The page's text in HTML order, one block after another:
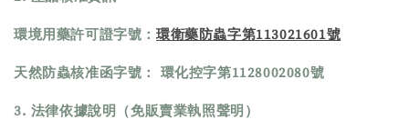
環境用藥許可證字號： 環衛藥防蟲字第113021601號
天然防蟲核准函字號： 環化控字第1128002080號
3. 法律依據說明（免販賣業執照聲明）